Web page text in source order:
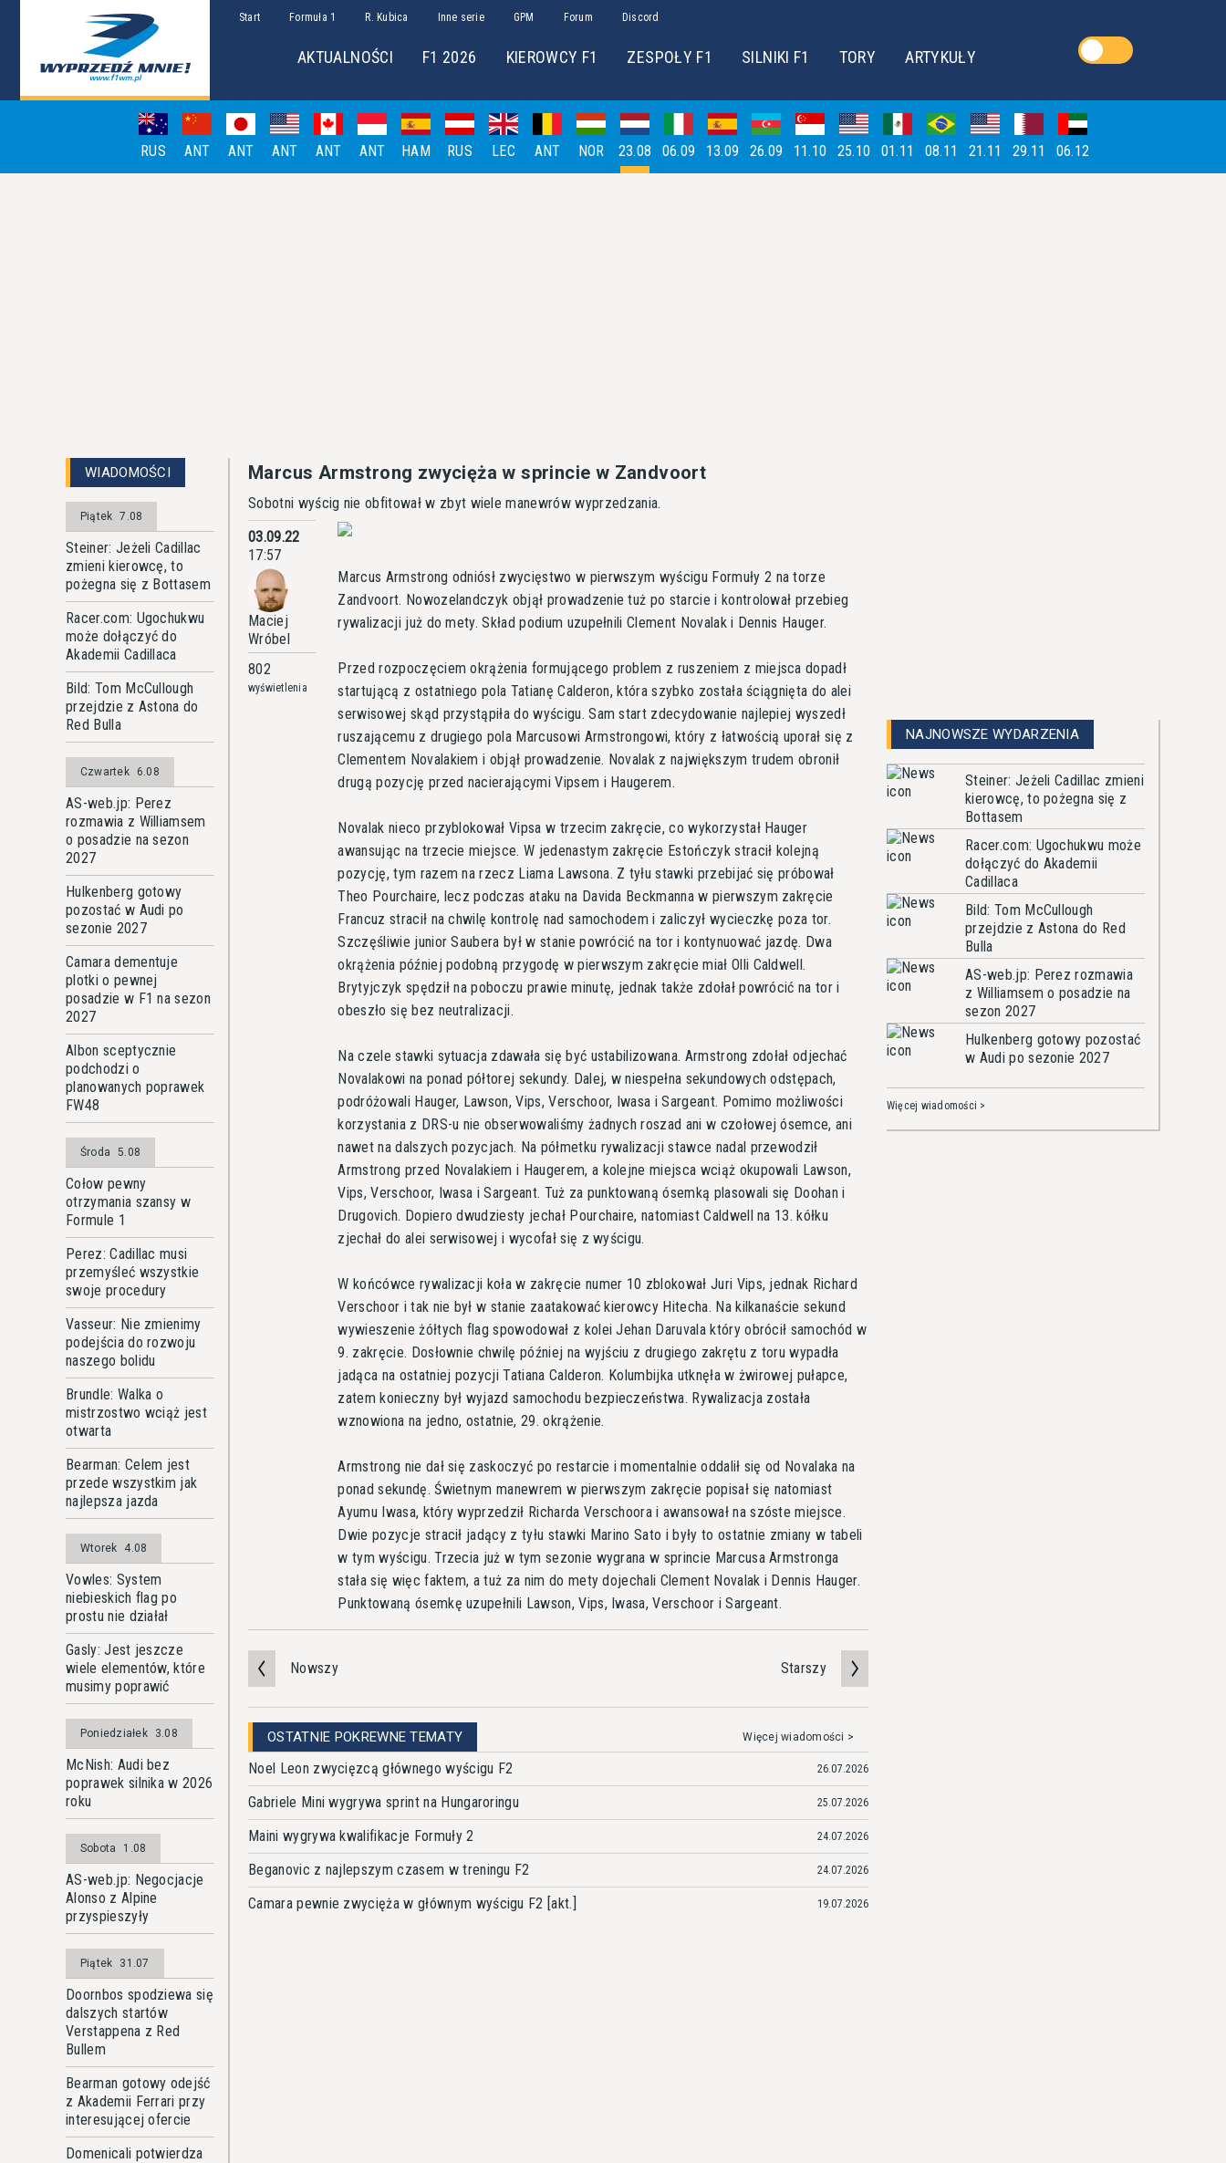
Start Formuła 1 R. Kubica Inne serie GPM Forum Discord
AKTUALNOŚCI F1 2026 KIEROWCY F1 ZESPOŁY F1 SILNIKI F1 TORY ARTYKUŁY
RUS ANT ANT ANT ANT ANT HAM RUS LEC ANT NOR 23.08 06.09 13.09 26.09 11.10 25.10 01.11 08.11 21.11 29.11 06.12
WIADOMOŚCI
Piątek 7.08
Steiner: Jeżeli Cadillac
zmieni kierowcę, to
pożegna się z Bottasem
Racer.com: Ugochukwu
może dołączyć do
Akademii Cadillaca
Bild: Tom McCullough
przejdzie z Astona do
Red Bulla
Czwartek 6.08
AS-web.jp: Perez
rozmawia z Williamsem
o posadzie na sezon
2027
Hulkenberg gotowy
pozostać w Audi po
sezonie 2027
Camara dementuje
plotki o pewnej
posadzie w F1 na sezon
2027
Albon sceptycznie
podchodzi o
planowanych poprawek
FW48
Środa 5.08
Cołow pewny
otrzymania szansy w
Formule 1
Perez: Cadillac musi
przemyśleć wszystkie
swoje procedury
Vasseur: Nie zmienimy
podejścia do rozwoju
naszego bolidu
Brundle: Walka o
mistrzostwo wciąż jest
otwarta
Bearman: Celem jest
przede wszystkim jak
najlepsza jazda
Wtorek 4.08
Vowles: System
niebieskich flag po
prostu nie działał
Gasly: Jest jeszcze
wiele elementów, które
musimy poprawić
Poniedziałek 3.08
McNish: Audi bez
poprawek silnika w 2026
roku
Sobota 1.08
AS-web.jp: Negocjacje
Alonso z Alpine
przyspieszyły
Piątek 31.07
Doornbos spodziewa się
dalszych startów
Verstappena z Red
Bullem
Bearman gotowy odejść
z Akademii Ferrari przy
interesującej ofercie
Domenicali potwierdza
Marcus Armstrong zwycięża w sprincie w Zandvoort
Sobotni wyścig nie obfitował w zbyt wiele manewrów wyprzedzania.
03.09.22
17:57
Maciej
Wróbel
802
wyświetlenia
Marcus Armstrong odniósł zwycięstwo w pierwszym wyścigu Formuły 2 na torze
Zandvoort. Nowozelandczyk objął prowadzenie tuż po starcie i kontrolował przebieg
rywalizacji już do mety. Skład podium uzupełnili Clement Novalak i Dennis Hauger.
Przed rozpoczęciem okrążenia formującego problem z ruszeniem z miejsca dopadł
startującą z ostatniego pola Tatianę Calderon, która szybko została ściągnięta do alei
serwisowej skąd przystąpiła do wyścigu. Sam start zdecydowanie najlepiej wyszedł
ruszającemu z drugiego pola Marcusowi Armstrongowi, który z łatwością uporał się z
Clementem Novalakiem i objął prowadzenie. Novalak z największym trudem obronił
drugą pozycję przed nacierającymi Vipsem i Haugerem.
Novalak nieco przyblokował Vipsa w trzecim zakręcie, co wykorzystał Hauger
awansując na trzecie miejsce. W jedenastym zakręcie Estończyk stracił kolejną
pozycję, tym razem na rzecz Liama Lawsona. Z tyłu stawki przebijać się próbował
Theo Pourchaire, lecz podczas ataku na Davida Beckmanna w pierwszym zakręcie
Francuz stracił na chwilę kontrolę nad samochodem i zaliczył wycieczkę poza tor.
Szczęśliwie junior Saubera był w stanie powrócić na tor i kontynuować jazdę. Dwa
okrążenia później podobną przygodę w pierwszym zakręcie miał Olli Caldwell.
Brytyjczyk spędził na poboczu prawie minutę, jednak także zdołał powrócić na tor i
obeszło się bez neutralizacji.
Na czele stawki sytuacja zdawała się być ustabilizowana. Armstrong zdołał odjechać
Novalakowi na ponad półtorej sekundy. Dalej, w niespełna sekundowych odstępach,
podróżowali Hauger, Lawson, Vips, Verschoor, Iwasa i Sargeant. Pomimo możliwości
korzystania z DRS-u nie obserwowaliśmy żadnych roszad ani w czołowej ósemce, ani
nawet na dalszych pozycjach. Na półmetku rywalizacji stawce nadal przewodził
Armstrong przed Novalakiem i Haugerem, a kolejne miejsca wciąż okupowali Lawson,
Vips, Verschoor, Iwasa i Sargeant. Tuż za punktowaną ósemką plasowali się Doohan i
Drugovich. Dopiero dwudziesty jechał Pourchaire, natomiast Caldwell na 13. kółku
zjechał do alei serwisowej i wycofał się z wyścigu.
W końcówce rywalizacji koła w zakręcie numer 10 zblokował Juri Vips, jednak Richard
Verschoor i tak nie był w stanie zaatakować kierowcy Hitecha. Na kilkanaście sekund
wywieszenie żółtych flag spowodował z kolei Jehan Daruvala który obrócił samochód w
9. zakręcie. Dosłownie chwilę później na wyjściu z drugiego zakrętu z toru wypadła
jadąca na ostatniej pozycji Tatiana Calderon. Kolumbijka utknęła w żwirowej pułapce,
zatem konieczny był wyjazd samochodu bezpieczeństwa. Rywalizacja została
wznowiona na jedno, ostatnie, 29. okrążenie.
Armstrong nie dał się zaskoczyć po restarcie i momentalnie oddalił się od Novalaka na
ponad sekundę. Świetnym manewrem w pierwszym zakręcie popisał się natomiast
Ayumu Iwasa, który wyprzedził Richarda Verschoora i awansował na szóste miejsce.
Dwie pozycje stracił jadący z tyłu stawki Marino Sato i były to ostatnie zmiany w tabeli
w tym wyścigu. Trzecia już w tym sezonie wygrana w sprincie Marcusa Armstronga
stała się więc faktem, a tuż za nim do mety dojechali Clement Novalak i Dennis Hauger.
Punktowaną ósemkę uzupełnili Lawson, Vips, Iwasa, Verschoor i Sargeant.
Nowszy Starszy
OSTATNIE POKREWNE TEMATY Więcej wiadomości >
Noel Leon zwycięzcą głównego wyścigu F2 26.07.2026
Gabriele Mini wygrywa sprint na Hungaroringu 25.07.2026
Maini wygrywa kwalifikacje Formuły 2 24.07.2026
Beganovic z najlepszym czasem w treningu F2 24.07.2026
Camara pewnie zwycięża w głównym wyścigu F2 [akt.] 19.07.2026
NAJNOWSZE WYDARZENIA
Steiner: Jeżeli Cadillac zmieni
kierowcę, to pożegna się z
Bottasem
Racer.com: Ugochukwu może
dołączyć do Akademii
Cadillaca
Bild: Tom McCullough
przejdzie z Astona do Red
Bulla
AS-web.jp: Perez rozmawia
z Williamsem o posadzie na
sezon 2027
Hulkenberg gotowy pozostać
w Audi po sezonie 2027
Więcej wiadomości >